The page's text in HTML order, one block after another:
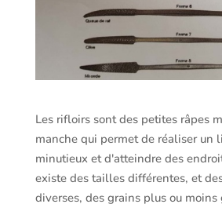
Les rifloirs sont des petites râpes
manche qui permet de réaliser un
minutieux et d'atteindre des
existe des tailles différentes, et
diverses, des grains plus ou moins